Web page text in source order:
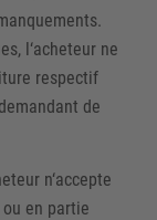
l‘acheteur ne
respectif
de
n‘accepte
en partie